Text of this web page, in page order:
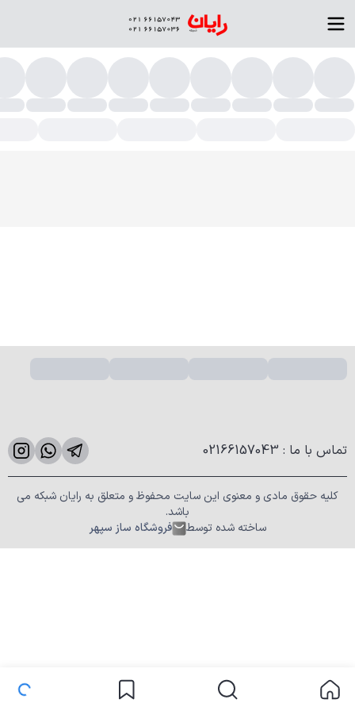
تماس با ما :
کلیه حقوق مادی و معنوی این سایت محفوظ و متعلق به رایان شبکه می
باشد.
ساخته شده توسط
فروشگاه ساز سپهر